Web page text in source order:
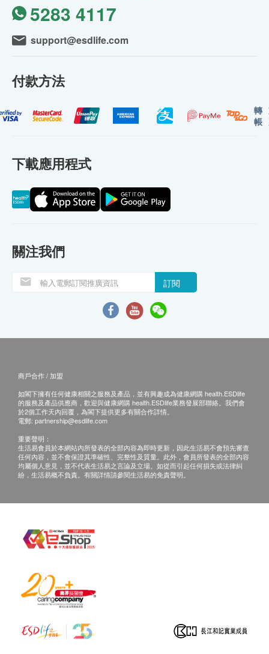
5283 4117
support@esdlife.com
付款方法
轉
帳
下載應用程式
關注我們
訂閱
商戶合作 / 加盟
如閣下擁有任何健康相關之服務及產品，並有興趣成為健康網購 health.ESDlife
的服務及產品供應商，歡迎與健康網購 health.ESDlife業務發展部聯絡。我們會
於2個工作天內回覆，為閣下提供更多有關合作詳情。
電郵: partnership@esdlife.com
重要聲明：
生活易會員於本網站內所發表的全部內容為即時更新，因此生活易不會預先審查
任何內容，並不會保證其準確性、完整性及質量。此外，會員所發表的全部內容
均屬個人意見，並不代表生活易之言論及立場。如從而引起任何損失或法律糾
紛，生活易概不負責。有關詳情請參閱生活易的免責聲明。